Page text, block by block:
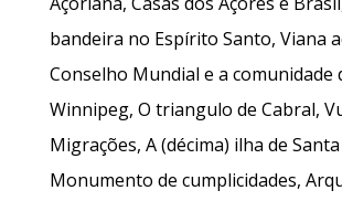
bandeira no Espírito Santo, Viana
Conselho Mundial e a comunidade
Winnipeg, O triangulo de Cabral,
Migrações, A (décima) ilha de
Monumento de cumplicidades,